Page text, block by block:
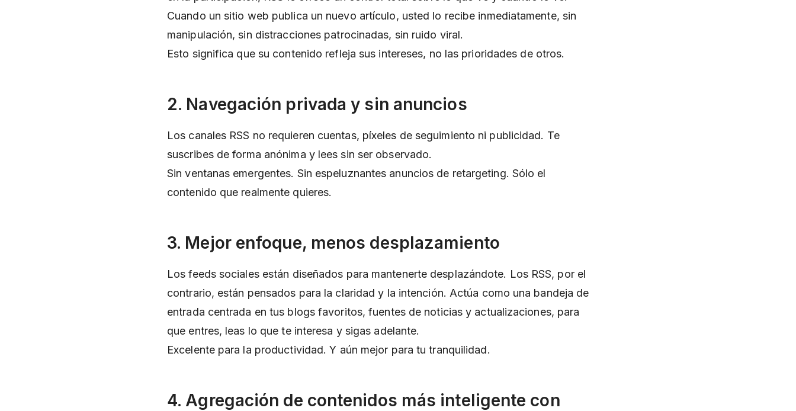
Cuando un sitio web publica un nuevo artículo, usted lo recibe inmediatamente, sin
manipulación, sin distracciones patrocinadas, sin ruido viral.
Esto significa que su contenido refleja sus intereses, no las prioridades de otros.
2. Navegación privada y sin anuncios
Los canales RSS no requieren cuentas, píxeles de seguimiento ni publicidad. Te
suscribes de forma anónima y lees sin ser observado.
Sin ventanas emergentes. Sin espeluznantes anuncios de retargeting. Sólo el
contenido que realmente quieres.
3. Mejor enfoque, menos desplazamiento
Los feeds sociales están diseñados para mantenerte desplazándote. Los RSS, por el
contrario, están pensados para la claridad y la intención. Actúa como una bandeja de
entrada centrada en tus blogs favoritos, fuentes de noticias y actualizaciones, para
que entres, leas lo que te interesa y sigas adelante.
Excelente para la productividad. Y aún mejor para tu tranquilidad.
4. Agregación de contenidos más inteligente con